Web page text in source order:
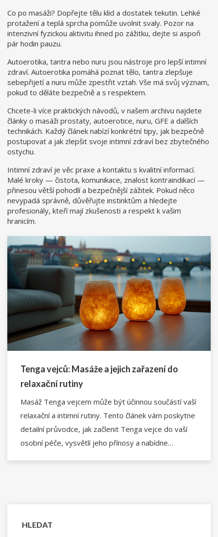
HLEDAT
Co po masáži? Dopřejte tělu klid a dostatek tekutin. Lehké
protažení a teplá sprcha pomůže uvolnit svaly. Pozor na
intenzivní fyzickou aktivitu ihned po zážitku, dejte si aspoň
pár hodin pauzu.
Autoerotika, tantra nebo nuru jsou nástroje pro lepší intimní
zdraví. Autoerotika pomáhá poznat tělo, tantra zlepšuje
sebepřijetí a nuru může zpestřit vztah. Vše má svůj význam,
pokud to děláte bezpečně a s respektem.
Chcete-li více praktických návodů, v našem archivu najdete
články o masáži prostaty, autoerotice, nuru, GFE a dalších
technikách. Každý článek nabízí konkrétní tipy, jak bezpečně
postupovat a jak zlepšit svoje intimní zdraví bez zbytečného
ostychu.
Intimní zdraví je věc praxe a kontaktu s kvalitní informací.
Malé kroky — čistota, komunikace, znalost kontraindikací —
přinesou větší pohodlí a bezpečnější zážitek. Pokud něco
nevypadá správně, důvěřujte instinktům a hledejte
profesionály, kteří mají zkušenosti a respekt k vašim
hranicím.
Tenga vejců: Masáže a jejich zařazení do
relaxační rutiny
Masáž Tenga vejcem může být účinnou součástí vaší
relaxační a intimní rutiny. Tento článek vám poskytne
detailní průvodce, jak začlenit Tenga vejce do vaší
osobní péče, vysvětlí jeho přínosy a nabídne